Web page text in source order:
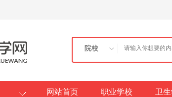
院校
网站首页 职业学校 卫